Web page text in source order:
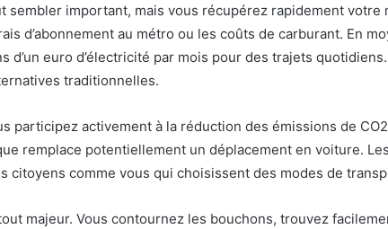
sembler important, mais vous récupérez rapidement votre
d’abonnement au métro ou les coûts de carburant. En
d’un euro d’électricité par mois pour des trajets quotidiens.
traditionnelles.
participez activement à la réduction des émissions de
remplace potentiellement un déplacement en voiture.
citoyens comme vous qui choisissent des modes de
majeur. Vous contournez les bouchons, trouvez